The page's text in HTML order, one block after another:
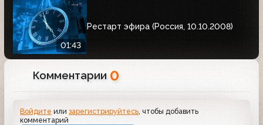
01:43
Рестарт эфира (Россия, 10.10.2008)
Комментарии 0
Войдите илизарегистрируйтесь , чтобы добавить
комментарий